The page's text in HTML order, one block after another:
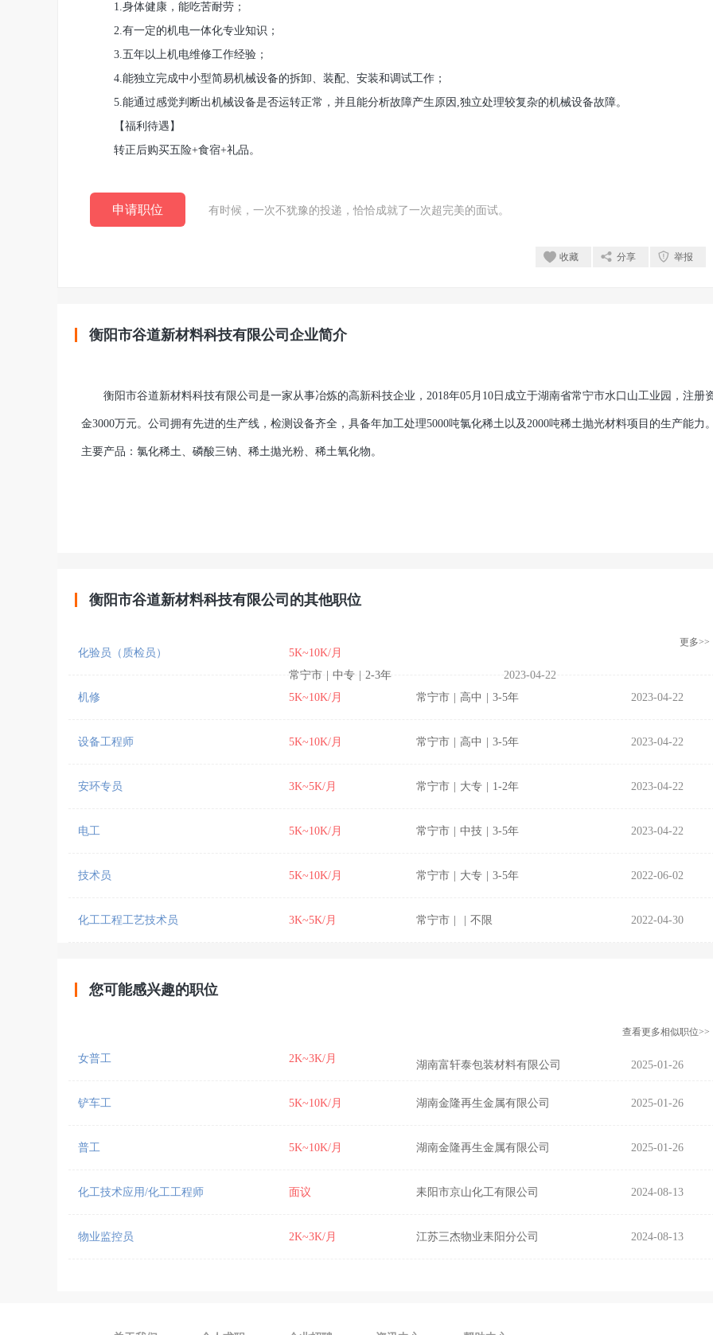
1.身体健康，能吃苦耐劳；
2.有一定的机电一体化专业知识；
3.五年以上机电维修工作经验；
4.能独立完成中小型简易机械设备的拆卸、装配、安装和调试工作；
5.能通过感觉判断出机械设备是否运转正常，并且能分析故障产生原因,独立处理较复杂的机械设备故障。
【福利待遇】
转正后购买五险+食宿+礼品。
申请职位 有时候，一次不犹豫的投递，恰恰成就了一次超完美的面试。
收藏 分享 举报
衡阳市谷道新材料科技有限公司企业简介
衡阳市谷道新材料科技有限公司是一家从事冶炼的高新科技企业，2018年05月10日成立于湖南省常宁市水口山工业园，注册
金3000万元。公司拥有先进的生产线，检测设备齐全，具备年加工处理5000吨氯化稀土以及2000吨稀土抛光材料项目的生产能力
主要产品：氯化稀土、磷酸三钠、稀土拋光粉、稀土氧化物。
衡阳市谷道新材料科技有限公司的其他职位
更多>>
化验员（质检员）
5K~10K/月
常宁市
中专 2-3年
2023-04-22
机修
5K~10K/月 常宁市 高中 3-5年 2023-04-22
设备工程师 5K~10K/月 常宁市 高中 3-5年 2023-04-22
安环专员 3K~5K/月 常宁市 大专 1-2年 2023-04-22
电工 5K~10K/月 常宁市 中技 3-5年 2023-04-22
技术员 5K~10K/月 常宁市 大专 3-5年 2022-06-02
化工工程工艺技术员 3K~5K/月 常宁市 不限 2022-04-30
您可能感兴趣的职位
查看更多相似职位>>
女普工 2K~3K/月
湖南富轩泰包装材料有限公司 2025-01-26
铲车工 5K~10K/月 湖南金隆再生金属有限公司 2025-01-26
普工 5K~10K/月 湖南金隆再生金属有限公司 2025-01-26
化工技术应用/化工工程师 面议 耒阳市京山化工有限公司 2024-08-13
物业监控员 2K~3K/月 江苏三杰物业耒阳分公司 2024-08-13